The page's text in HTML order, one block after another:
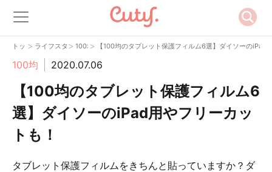
トップ
> ライフスタイル
> 100均
> 【100均のタブレット保護フィルム6選】ダイソーのiPad
100均 2020.07.06
【100均のタブレット保護フィルム6
選】ダイソーのiPad用やフリーカッ
トも！
タブレット保護フィルムをきちんと貼っていますか？ダ